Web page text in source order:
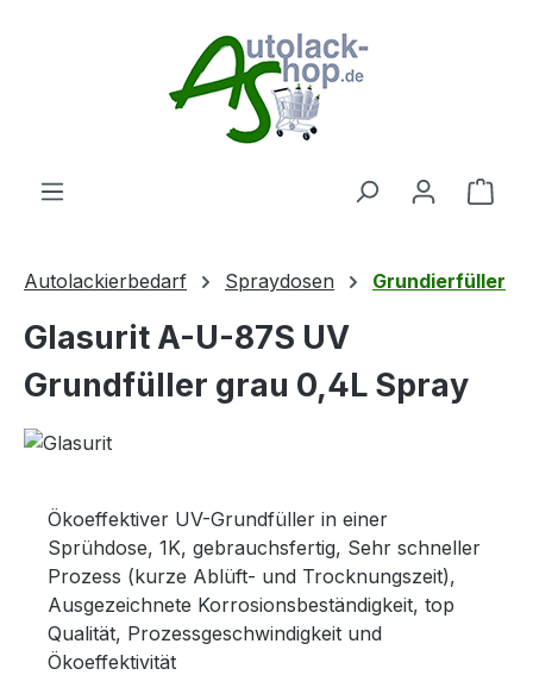
Autolackierbedarf Spraydosen Grundierfüller
Glasurit A-U-87S UV
Grundfüller grau 0,4L Spray
Ökoeffektiver UV-Grundfüller in einer
Sprühdose, 1K, gebrauchsfertig, Sehr schneller
Prozess (kurze Ablüft- und Trocknungszeit),
Ausgezeichnete Korrosionsbeständigkeit, top
Qualität, Prozessgeschwindigkeit und
Ökoeffektivität